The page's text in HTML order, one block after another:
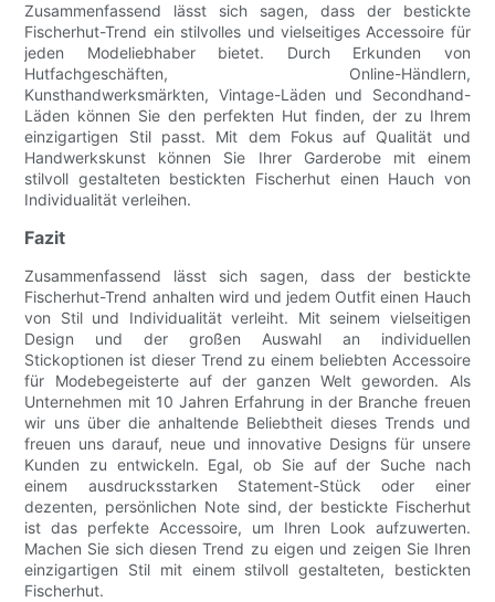
Zusammenfassend lässt sich sagen, dass der bestickte
Fischerhut-Trend ein stilvolles und vielseitiges Accessoire für
jeden Modeliebhaber bietet. Durch Erkunden von
Hutfachgeschäften, Online-Händlern,
Kunsthandwerksmärkten, Vintage-Läden und Secondhand-
Läden können Sie den perfekten Hut finden, der zu Ihrem
einzigartigen Stil passt. Mit dem Fokus auf Qualität und
Handwerkskunst können Sie Ihrer Garderobe mit einem
stilvoll gestalteten bestickten Fischerhut einen Hauch von
Individualität verleihen.
Fazit
Zusammenfassend lässt sich sagen, dass der bestickte
Fischerhut-Trend anhalten wird und jedem Outfit einen Hauch
von Stil und Individualität verleiht. Mit seinem vielseitigen
Design und der großen Auswahl an individuellen
Stickoptionen ist dieser Trend zu einem beliebten Accessoire
für Modebegeisterte auf der ganzen Welt geworden. Als
Unternehmen mit 10 Jahren Erfahrung in der Branche freuen
wir uns über die anhaltende Beliebtheit dieses Trends und
freuen uns darauf, neue und innovative Designs für unsere
Kunden zu entwickeln. Egal, ob Sie auf der Suche nach
einem ausdrucksstarken Statement-Stück oder einer
dezenten, persönlichen Note sind, der bestickte Fischerhut
ist das perfekte Accessoire, um Ihren Look aufzuwerten.
Machen Sie sich diesen Trend zu eigen und zeigen Sie Ihren
einzigartigen Stil mit einem stilvoll gestalteten, bestickten
Fischerhut.